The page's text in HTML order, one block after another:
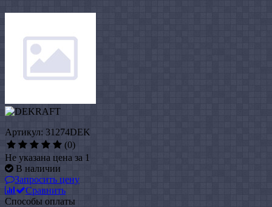
Артикул: 31274DEK
(0)
Не указана цена за 1
В наличии
Запросить цену
Сравнить
Способы оплаты